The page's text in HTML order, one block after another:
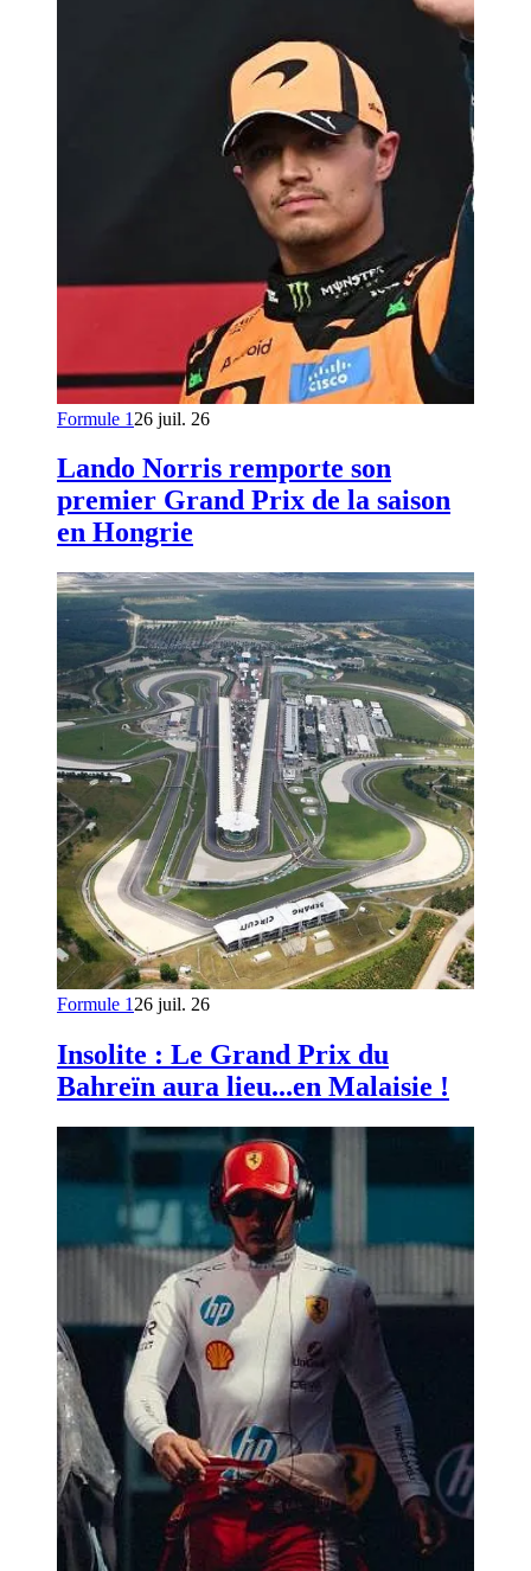
Formule 1 26 juil. 26
Lando Norris remporte son
premier Grand Prix de la saison
en Hongrie
Formule 1 26 juil. 26
Insolite : Le Grand Prix du
Bahreïn aura lieu...en Malaisie !